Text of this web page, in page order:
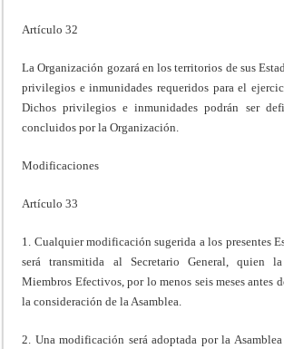
Artículo 32
La Organización gozará en los territorios de sus
privilegios e inmunidades requeridos para el
Dichos privilegios e inmunidades podrán ser
concluidos por la Organización.
Modificaciones
Artículo 33
1. Cualquier modificación sugerida a los presentes
será transmitida al Secretario General, quien
Miembros Efectivos, por lo menos seis meses antes
la consideración de la Asamblea.
2. Una modificación será adoptada por la